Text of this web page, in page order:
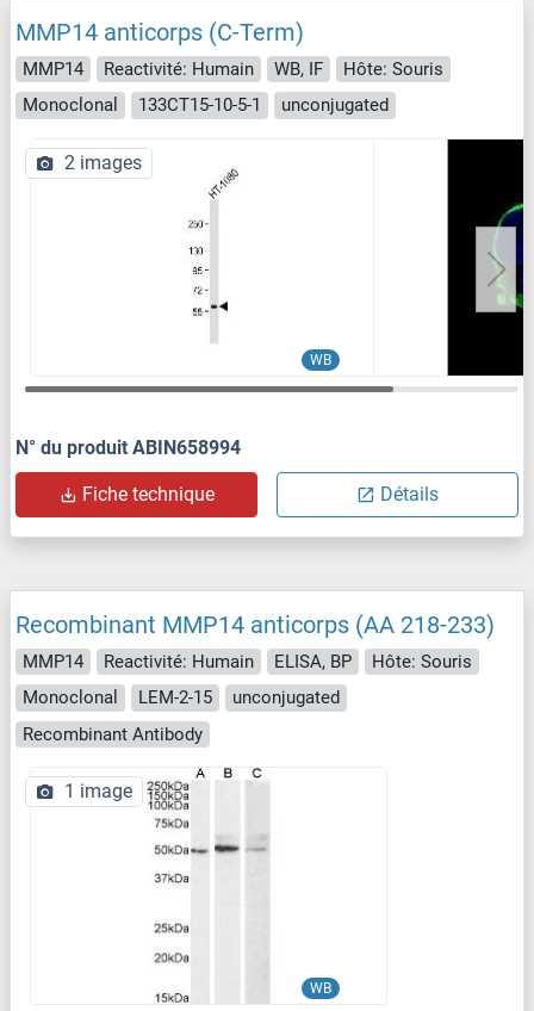
MMP14 anticorps (C-Term)
MMP14 Reactivité: Humain WB, IF
Hôte: Souris
Monoclonal
133CT15-10-5-1 unconjugated
WB
2 images
N° du produit ABIN658994
Fiche technique Détails
Recombinant MMP14 anticorps (AA 218-233)
MMP14 Reactivité: Humain ELISA, BP
Hôte: Souris
Monoclonal
LEM-2-15
unconjugated
Recombinant Antibody
WB
1 image